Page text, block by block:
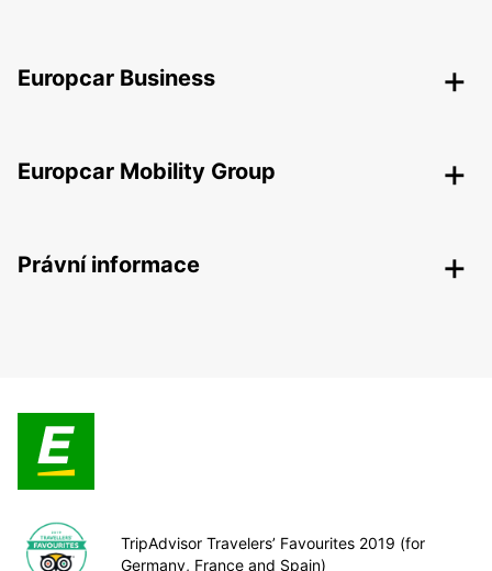
Europcar Business
Europcar Mobility Group
Právní informace
TripAdvisor Travelers’ Favourites 2019 (for
Germany, France and Spain)